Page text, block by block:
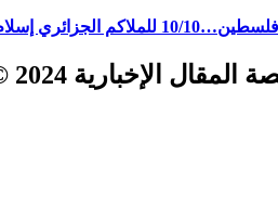
لرفضه مواجهة صهيوني
الإخبارية 2024 ©